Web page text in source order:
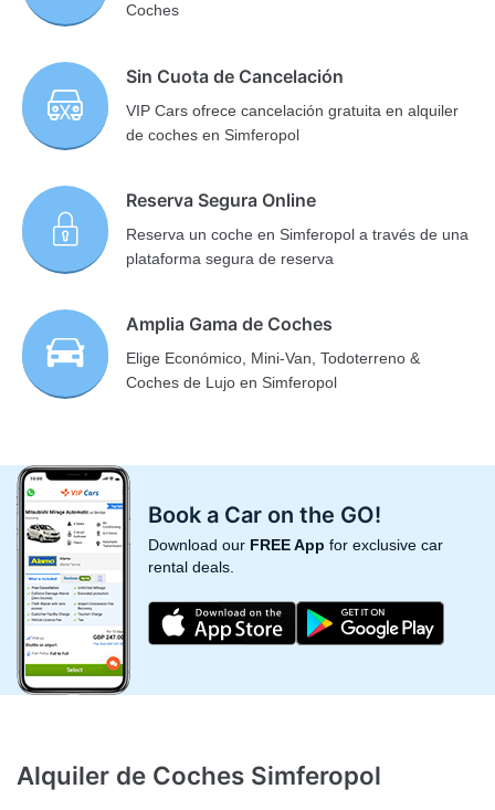
Coches
Sin Cuota de Cancelación
VIP Cars ofrece cancelación gratuita en alquiler
de coches en Simferopol
Reserva Segura Online
Reserva un coche en Simferopol a través de una
plataforma segura de reserva
Amplia Gama de Coches
Elige Económico, Mini-Van, Todoterreno &
Coches de Lujo en Simferopol
Book a Car on the GO!
Download our FREE App for exclusive car
rental deals.
Alquiler de Coches Simferopol